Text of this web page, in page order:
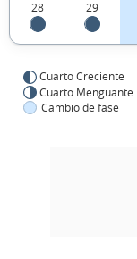
28 29
Cuarto Creciente
Cuarto Menguante
Cambio de fase